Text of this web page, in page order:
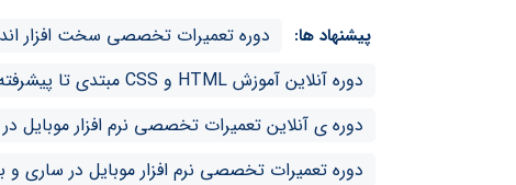
پیشنهاد ها:
دوره تعمیرات تخصصی سخت افزار
دوره آنلاین آموزش HTML و CSS مبتدی تا پیشرفته در بهشهر
دوره ی آنلاین تعمیرات تخصصی نرم افزار موبایل
دوره تعمیرات تخصصی نرم افزار موبایل در ساری